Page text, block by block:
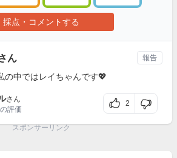
採点・コメントする
ん
の中ではレイちゃんです💖
さん
評価
2
報告
スポンサーリンク